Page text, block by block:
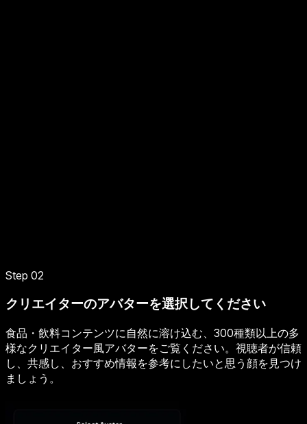
Step 02
クリエイターのアバターを選択してください
食品・飲料コンテンツに自然に溶け込む、300種類以上の多
様なクリエイター風アバターをご覧ください。視聴者が信頼
し、共感し、おすすめ情報を参考にしたいと思う顔を見つけ
ましょう。